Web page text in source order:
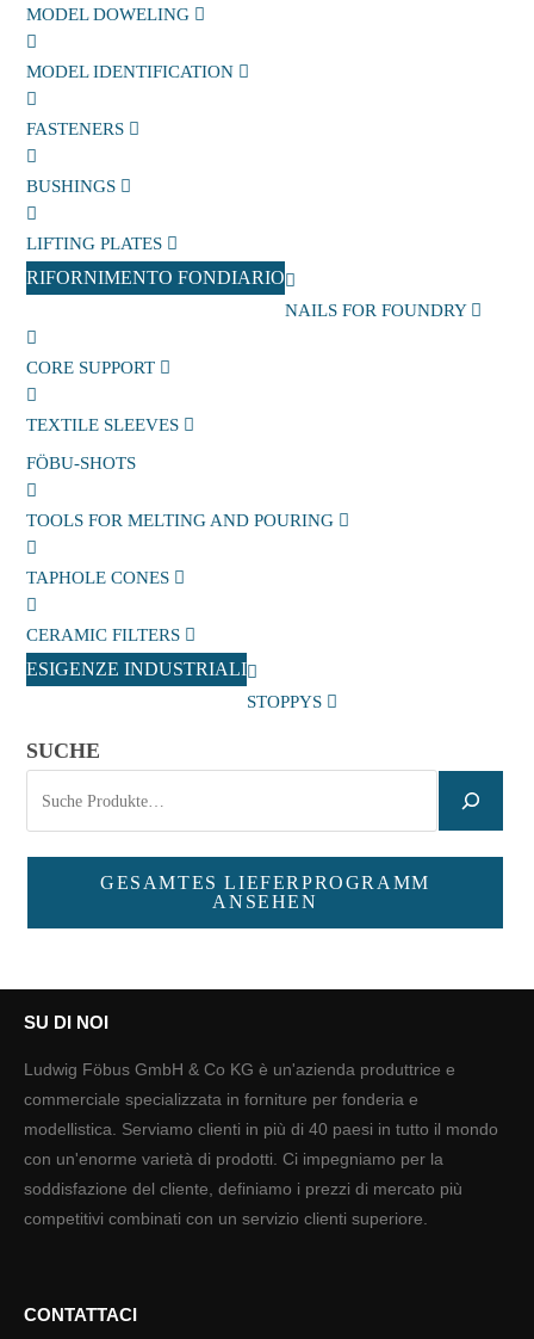
MODEL DOWELING
MODEL IDENTIFICATION
FASTENERS
BUSHINGS
LIFTING PLATES
RIFORNIMENTO FONDIARIO
NAILS FOR FOUNDRY
CORE SUPPORT
TEXTILE SLEEVES
FÖBU-SHOTS
TOOLS FOR MELTING AND POURING
TAPHOLE CONES
CERAMIC FILTERS
ESIGENZE INDUSTRIALI
STOPPYS
SUCHE
GESAMTES LIEFERPROGRAMM
ANSEHEN
SU DI NOI
Ludwig Föbus GmbH & Co KG è un'azienda produttrice e
commerciale specializzata in forniture per fonderia e
modellistica. Serviamo clienti in più di 40 paesi in tutto il mondo
con un'enorme varietà di prodotti. Ci impegniamo per la
soddisfazione del cliente, definiamo i prezzi di mercato più
competitivi combinati con un servizio clienti superiore.
CONTATTACI